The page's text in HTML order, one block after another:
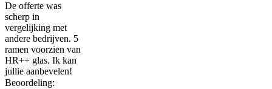
De offerte was
scherp in
vergelijking met
andere bedrijven. 5
ramen voorzien van
HR++ glas. Ik kan
jullie aanbevelen!
Beoordeling: